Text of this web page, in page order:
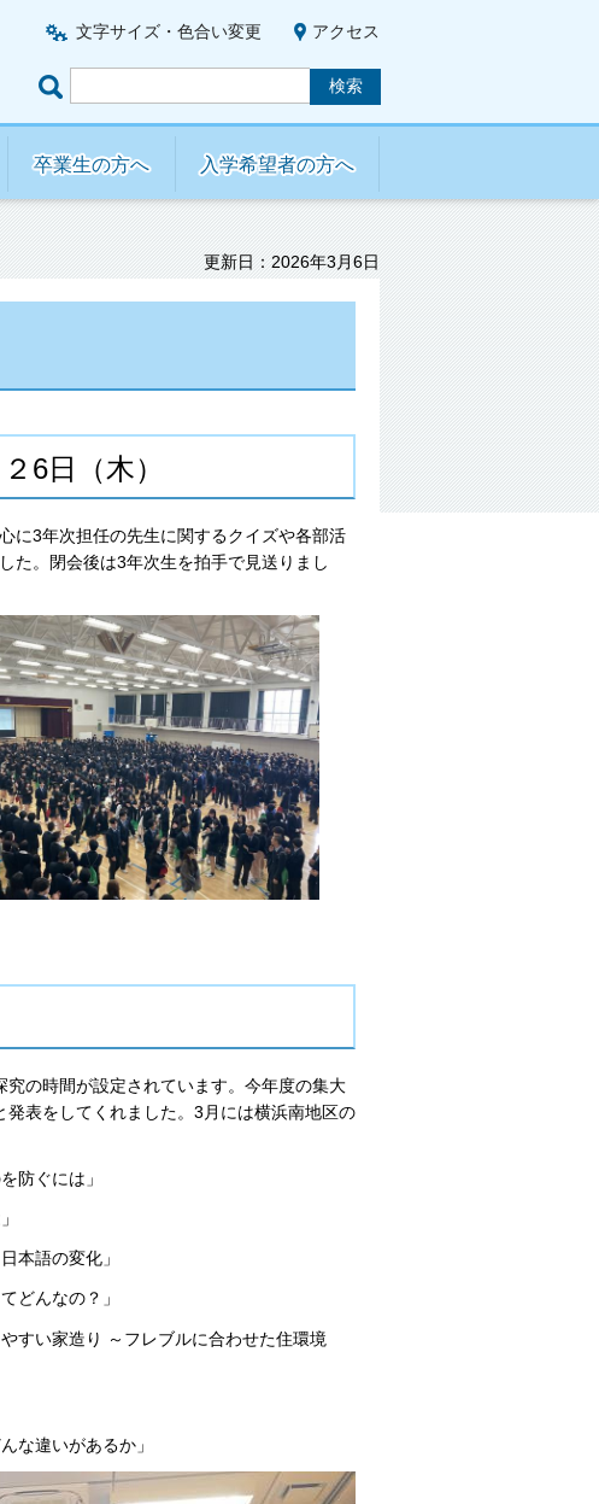
文字サイズ・色合い変更 アクセス
卒業生の方へ 入学希望者の方へ
更新日：2026年3月6日
6日（木）
に3年次担任の先生に関するクイズや各部活
た。閉会後は3年次生を拍手で見送りまし
の時間が設定されています。今年度の集大
表をしてくれました。3月には横浜南地区の
ぐには」
語の変化」
んなの？」
い家造り ～フレブルに合わせた住環境
違いがあるか」